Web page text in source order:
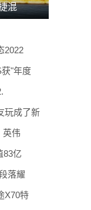
混
2022
"年度
玩成了新
英伟
83亿
落耀
X70特